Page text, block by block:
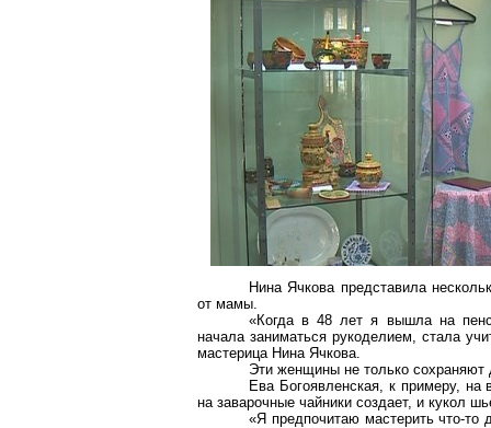
Нина Ячкова представила
от мамы.
«Когда в 48 лет я вышла на
начала заниматься рукоделием, стала
мастерица Нина Ячкова.
Эти женщины не только
Ева Богоявленская, к примеру, на
на заварочные чайники создает, и кукол
«Я предпочитаю мастерить что-то